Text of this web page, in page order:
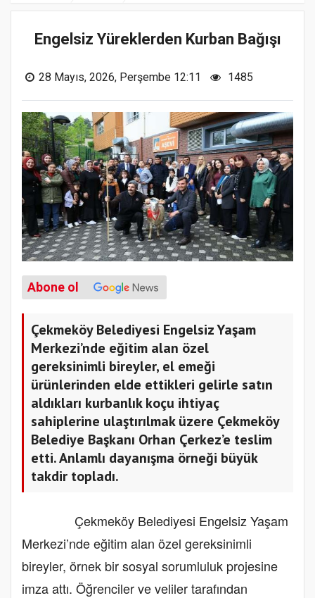
Engelsiz Yüreklerden Kurban Bağışı
28 Mayıs, 2026, Perşembe 12:11 1485
Abone ol
Çekmeköy Belediyesi Engelsiz Yaşam
Merkezi’nde eğitim alan özel
gereksinimli bireyler, el emeği
ürünlerinden elde ettikleri gelirle satın
aldıkları kurbanlık koçu ihtiyaç
sahiplerine ulaştırılmak üzere Çekmeköy
Belediye Başkanı Orhan Çerkez’e teslim
etti. Anlamlı dayanışma örneği büyük
takdir topladı.
Çekmeköy Belediyesi Engelsiz Yaşam
Merkezi’nde eğitim alan özel gereksinimli
bireyler, örnek bir sosyal sorumluluk projesine
imza attı. Öğrenciler ve veliler tarafından